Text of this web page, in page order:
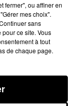
12/2023 À
fermer", ou affiner en
mes choix".
sans
ce site. Vous
à tout
de chaque page.